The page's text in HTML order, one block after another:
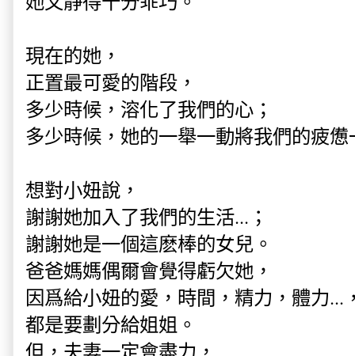
現在的她，
正置最可愛的階段，
多少時候，溶化了我們的心；
多少時候，她的一舉一動將我們的疲憊
想對小妞說，
謝謝她加入了我們的生活...；
謝謝她是一個這麽棒的女兒。
爸爸媽媽偶爾會覺得虧欠她，
因爲給小妞的愛，時間，精力，體力...
都是要劃分給姐姐。